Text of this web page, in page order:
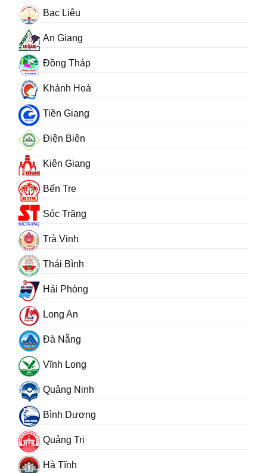
Bạc Liêu
An Giang
Đồng Tháp
Khánh Hoà
Tiền Giang
Điện Biên
Kiên Giang
Bến Tre
Sóc Trăng
Trà Vinh
Thái Bình
Hải Phòng
Long An
Đà Nẵng
Vĩnh Long
Quảng Ninh
Bình Dương
Quảng Trị
Hà Tĩnh